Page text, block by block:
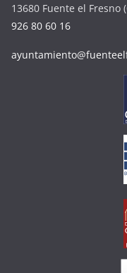
13680 Fuente el Fresno
926 80 60 16